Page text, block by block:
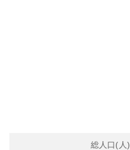
総人口(人)